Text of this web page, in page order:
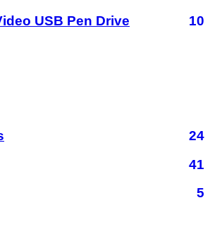
USB Pen Drive
10
24
41
5